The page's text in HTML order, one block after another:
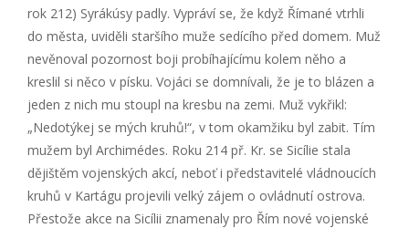
rok 212) Syrákúsy padly. Vypráví se, že když Římané vtrhli
do města, uviděli staršího muže sedícího před domem. Muž
nevěnoval pozornost boji probíhajícímu kolem něho a
kreslil si něco v písku. Vojáci se domnívali, že je to blázen a
jeden z nich mu stoupl na kresbu na zemi. Muž vykřikl:
„Nedotýkej se mých kruhů!“, v tom okamžiku byl zabit. Tím
mužem byl Archimédes. Roku 214 př. Kr. se Sicílie stala
dějištěm vojenských akcí, neboť i představitelé vládnoucích
kruhů v Kartágu projevili velký zájem o ovládnutí ostrova.
Přestože akce na Sicílii znamenaly pro Řím nové vojenské